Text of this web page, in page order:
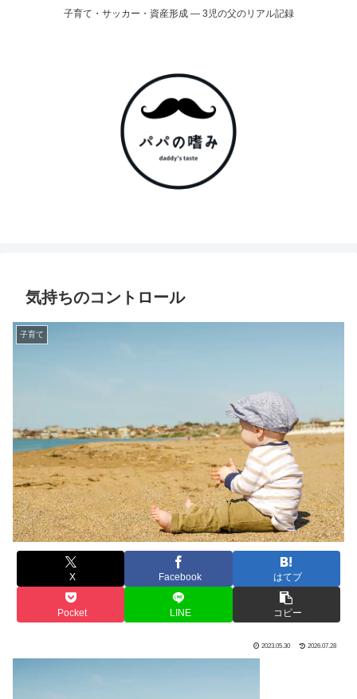
子育て・サッカー・資産形成 ― 3児の父のリアル記録
気持ちのコントロール
子育て
X Facebook はてブ
Pocket LINE コピー
2023.05.30 2026.07.28